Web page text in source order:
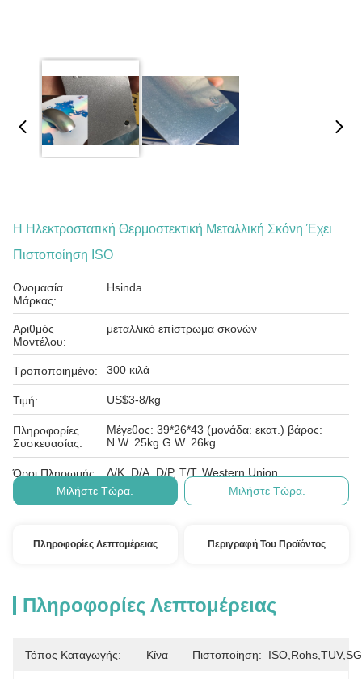
Η Ηλεκτροστατική Θερμοστεκτική Μεταλλική Σκόνη Έχει
Πιστοποίηση ISO
Ονομασία
Μάρκας:
Hsinda
Αριθμός
Μοντέλου:
μεταλλικό επίστρωμα σκονών
Τροποποιημένο: 300 κιλά
Τιμή: US$3-8/kg
Πληροφορίες
Συσκευασίας:
Μέγεθος: 39*26*43 (μονάδα: εκατ.) βάρος:
N.W. 25kg G.W. 26kg
Όροι Πληρωμής:
Δ/Κ, D/Α, D/P, T/T, Western Union,
Μιλήστε Τώρα.
Μιλήστε Τώρα.
Πληροφορίες Λεπτομέρειας Περιγραφή Του Προϊόντος
Πληροφορίες Λεπτομέρειας
Τόπος Καταγωγής: Κίνα Πιστοποίηση: